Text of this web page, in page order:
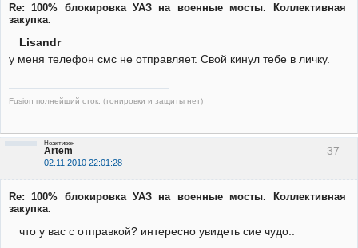
Re: 100% блокировка УАЗ на военные мосты. Коллективная
закупка.
Lisandr
у меня телефон смс не отправляет. Свой кинул тебе в личку.
Fusion полнейший сток. (тонировки и защиты нет)
37
Artem_
02.11.2010 22:01:28
Неактивен
Re: 100% блокировка УАЗ на военные мосты. Коллективная
закупка.
что у вас с отправкой? интересно увидеть сие чудо..